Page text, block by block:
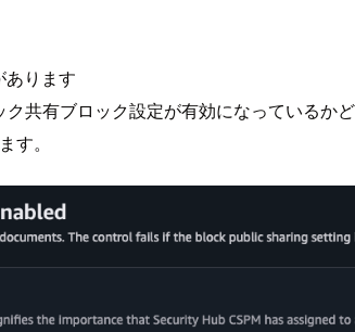
ります
共有ブロック設定が有効になっているか
す。